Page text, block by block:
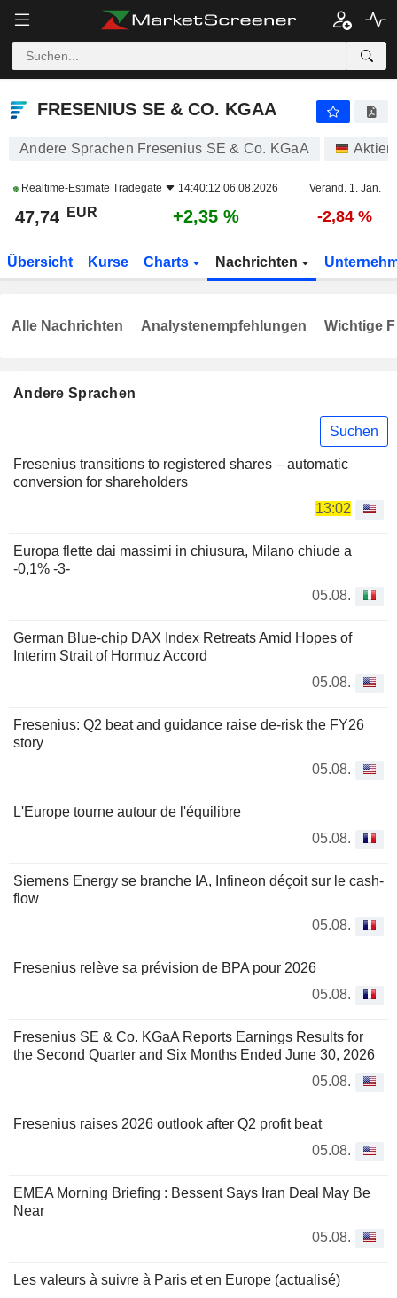
FRESENIUS SE & CO. KGAA
FRESENIUS SE & CO. KGAA
Andere Sprachen Fresenius SE & Co. KGaA Aktien
Realtime-Estimate Tradegate 14:40:12 06.08.2026 Veränd. 1. Jan.
47,74 EUR +2,35 % -2,84 %
Übersicht Kurse Charts Nachrichten
Andere Sprachen
Suchen
Fresenius transitions to registered shares – automatic
conversion for shareholders
13:02
Europa flette dai massimi in chiusura, Milano chiude a
-0,1% -3-
05.08.
German Blue-chip DAX Index Retreats Amid Hopes of
Interim Strait of Hormuz Accord
05.08.
Fresenius: Q2 beat and guidance raise de-risk the FY26
story
05.08.
L'Europe tourne autour de l'équilibre
05.08.
Siemens Energy se branche IA, Infineon déçoit sur le cash-
flow
05.08.
Fresenius relève sa prévision de BPA pour 2026
05.08.
Fresenius SE & Co. KGaA Reports Earnings Results for
the Second Quarter and Six Months Ended June 30, 2026
05.08.
Fresenius raises 2026 outlook after Q2 profit beat
05.08.
EMEA Morning Briefing : Bessent Says Iran Deal May Be
Near
05.08.
Les valeurs à suivre à Paris et en Europe (actualisé)
Alle Nachrichten Analystenempfehlungen Wichtige